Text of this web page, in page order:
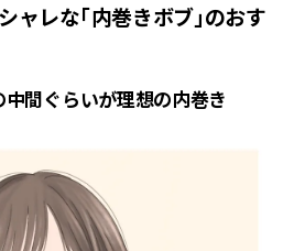
ャレな「内巻きボブ」のおす
間ぐらいが理想の内巻き